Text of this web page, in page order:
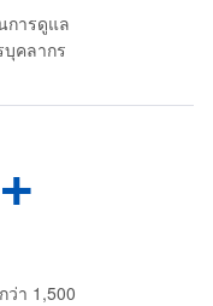
การดูแล
บุคลากร
ว่า 1,500